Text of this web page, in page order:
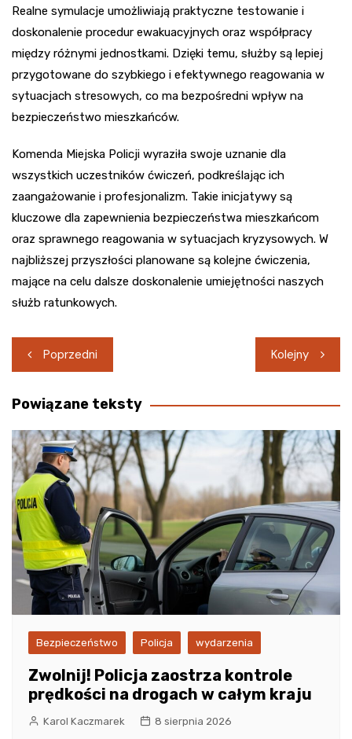
Realne symulacje umożliwiają praktyczne testowanie i
doskonalenie procedur ewakuacyjnych oraz współpracy
między różnymi jednostkami. Dzięki temu, służby są lepiej
przygotowane do szybkiego i efektywnego reagowania w
sytuacjach stresowych, co ma bezpośredni wpływ na
bezpieczeństwo mieszkańców.
Komenda Miejska Policji wyraziła swoje uznanie dla
wszystkich uczestników ćwiczeń, podkreślając ich
zaangażowanie i profesjonalizm. Takie inicjatywy są
kluczowe dla zapewnienia bezpieczeństwa mieszkańcom
oraz sprawnego reagowania w sytuacjach kryzysowych. W
najbliższej przyszłości planowane są kolejne ćwiczenia,
mające na celu dalsze doskonalenie umiejętności naszych
służb ratunkowych.
Nawigacja
wpisu
Poprzedni Kolejny
Powiązane teksty
Bezpieczeństwo Policja wydarzenia
Zwolnij! Policja zaostrza kontrole
prędkości na drogach w całym kraju
Karol Kaczmarek 8 sierpnia 2026